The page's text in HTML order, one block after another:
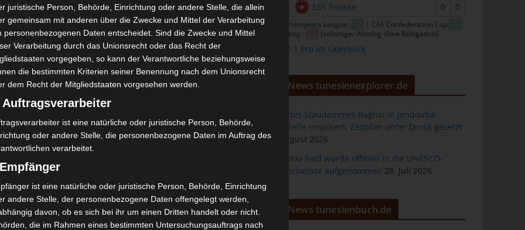
Schiedsrichter: Aymen Nasri. VAR: Amine Fgaier.
de Tunis um 13 Uhr. Schiedsrichter: Mehrez
13 Uhr. Schiedsrichter: Bacem Belaid VAR: Majdi
2 1
Taïb Ben Ammar El Omrane, Tunis
1 1 (JSK)
Stade Jlidi Zarzis
0 0 Union Sportive Monastirienne
(USMO)
ESS Sousse 0 0
CAF Champions League:
| CAF Confederation Cup:
| Abstieg::
(sofortiger Abstieg ohne Relegation)
Ligue 1 Pro im Überblick
News tunesienexplorer.de
Bau des Staudammes Raghai in Jendouba:
Baustelle inspiziert, Zeitplan unter Druck gesetzt
2. August 2026
Sidi Bou Said wurde offiziell in die UNESCO-
Welterbeliste aufgenommen 28. Juli 2026
News tunesienbuch.de
juristische Person, Behörde, Einrichtung oder andere Stelle, die allein
gemeinsam mit anderen über die Zwecke und Mittel der Verarbeitung
personenbezogenen Daten entscheidet. Sind die Zwecke und Mittel
Verarbeitung durch das Unionsrecht oder das Recht der
vorgegeben, so kann der Verantwortliche beziehungsweise
die bestimmten Kriterien seiner Benennung nach dem Unionsrecht
dem Recht der Mitgliedstaaten vorgesehen werden.
Auftragsverarbeiter
ist eine natürliche oder juristische Person, Behörde,
oder andere Stelle, die personenbezogene Daten im Auftrag des
verarbeitet.
ist eine natürliche oder juristische Person, Behörde, Einrichtung
andere Stelle, der personenbezogene Daten offengelegt werden,
davon, ob es sich bei ihr um einen Dritten handelt oder nicht.
die im Rahmen eines bestimmten Untersuchungsauftrags nach